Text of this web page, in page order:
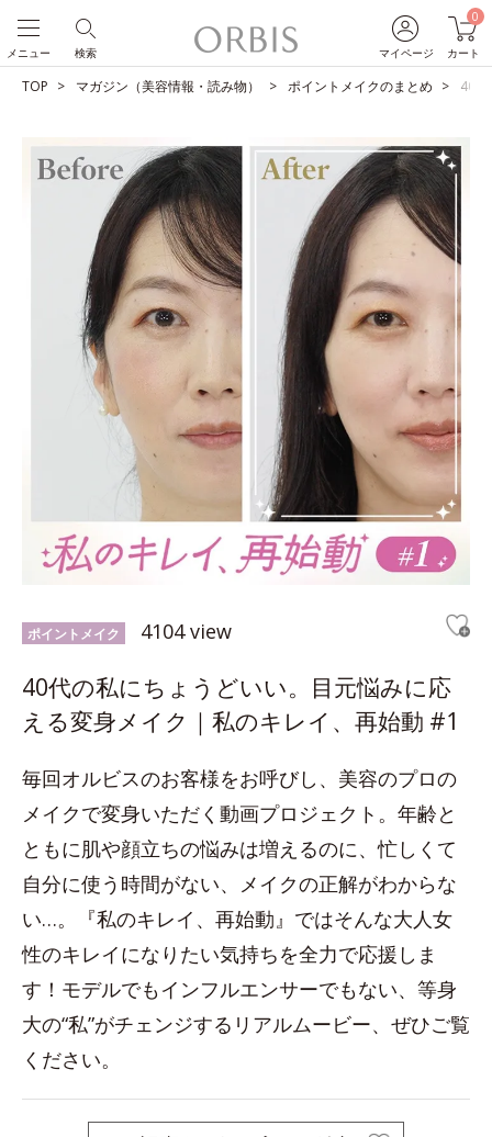
マイページ
0
カート
検索
メニュー
TOP マガジン（美容情報・読み物） ポイントメイクのまとめ 40
ポイントメイク 4104 view
40代の私にちょうどいい。目元悩みに応
える変身メイク｜私のキレイ、再始動 #1
毎回オルビスのお客様をお呼びし、美容のプロの
メイクで変身いただく動画プロジェクト。年齢と
ともに肌や顔立ちの悩みは増えるのに、忙しくて
自分に使う時間がない、メイクの正解がわからな
い…。『私のキレイ、再始動』ではそんな大人女
性のキレイになりたい気持ちを全力で応援しま
す！モデルでもインフルエンサーでもない、等身
大の“私”がチェンジするリアルムービー、ぜひご覧
ください。